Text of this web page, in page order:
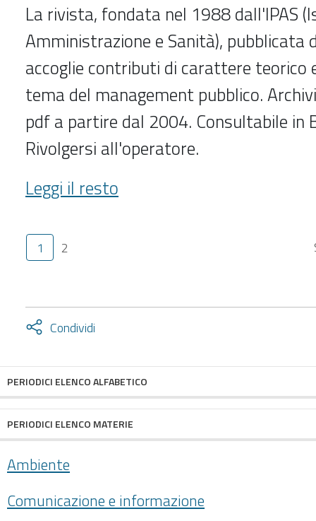
La rivista, fondata nel 1988 dall'IPAS
Amministrazione e Sanità), pubblicata
accoglie contributi di carattere teorico
tema del management pubblico.
pdf a partire dal 2004. Consultabile in
Rivolgersi all'operatore.
Azienda
pubblica
)
-
Leggi il resto
1 2
Condividi
Attiva
PERIODICI ELENCO ALFABETICO
PERIODICI ELENCO MATERIE
Ambiente
Comunicazione e informazione